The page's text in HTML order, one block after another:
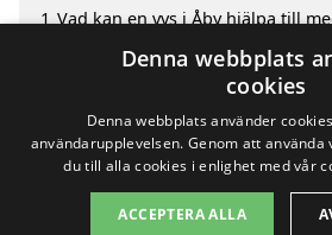
1 Vad kan en vvs i Åby hjälpa till
Hur mycket kostar en vvs i Åby?
Fördelar med att välja vvs i Åby
Sök efter en skicklig vvs i de
Copyright 2026 -
Denna webbplats
cookies
Denna webbplats använder
användarupplevelsen. Genom att
du till alla cookies i enlighet med vår
ACCEPTERA ALLA